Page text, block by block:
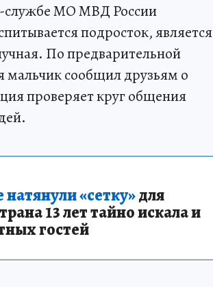
службе МО МВД России
подросток, является
По предварительной
мальчик сообщил друзьям о
проверяет круг общения
«сетку»для
13 лет тайно искала и
гостей